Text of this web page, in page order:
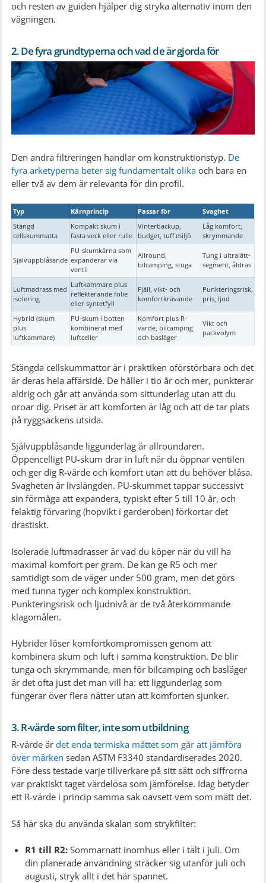
och resten av guiden hjälper dig stryka alternativ inom den
vägningen.
2. De fyra grundtyperna och vad de är gjorda för
Den andra filtreringen handlar om konstruktionstyp. De
fyra arketyperna beter sig fundamentalt olika och bara en
eller två av dem är relevanta för din profil.
Typ Kärnprincip Passar för
Svaghet
Stängd
cellskummatta
Kompakt skum i
fasta veck eller rulle
Vinterbackup,
budget, tuff miljö
Låg komfort,
skrymmande
Självuppblåsande
PU-skumkärna som
expanderar via
ventil
Allround,
bilcamping, stuga
Tung i ultralätt-
segment, åldras
Luftmadrass med
isolering
Luftkammare plus
reflekterande folie
eller syntetfyll
Fjäll, vikt- och
komfortkrävande
Punkteringsrisk,
pris, ljud
Hybrid (skum
plus
luftkammare)
PU-skum i botten
kombinerat med
luftceller
Komfort plus R-
värde, bilcamping
och basläger
Vikt och
packvolym
Stängda cellskummattor är i praktiken oförstörbara och det
är deras hela affärsidé. De håller i tio år och mer, punkterar
aldrig och går att använda som sittunderlag utan att du
oroar dig. Priset är att komforten är låg och att de tar plats
på ryggsäckens utsida.
Självuppblåsande liggunderlag är allroundaren.
Öppencelligt PU-skum drar in luft när du öppnar ventilen
och ger dig R-värde och komfort utan att du behöver blåsa.
Svagheten är livslängden. PU-skummet tappar successivt
sin förmåga att expandera, typiskt efter 5 till 10 år, och
felaktig förvaring (hopvikt i garderoben) förkortar det
drastiskt.
Isolerade luftmadrasser är vad du köper när du vill ha
maximal komfort per gram. De kan ge R5 och mer
samtidigt som de väger under 500 gram, men det görs
med tunna tyger och komplex konstruktion.
Punkteringsrisk och ljudnivå är de två återkommande
klagomålen.
Hybrider löser komfortkompromissen genom att
kombinera skum och luft i samma konstruktion. De blir
tunga och skrymmande, men för bilcamping och basläger
är det ofta just det man vill ha: ett liggunderlag som
fungerar över flera nätter utan att komforten sjunker.
3. R-värde som filter, inte som utbildning
R-värde är det enda termiska måttet som går att jämföra
över märken sedan ASTM F3340 standardiserades 2020.
Före dess testade varje tillverkare på sitt sätt och siffrorna
var praktiskt taget värdelösa som jämförelse. Idag betyder
ett R-värde i princip samma sak oavsett vem som mätt det.
Så här ska du använda skalan som strykfilter:
R1 till R2:Sommarnatt inomhus eller i tält i juli. Om
din planerade användning sträcker sig utanför juli och
augusti, stryk allt i det här spannet.